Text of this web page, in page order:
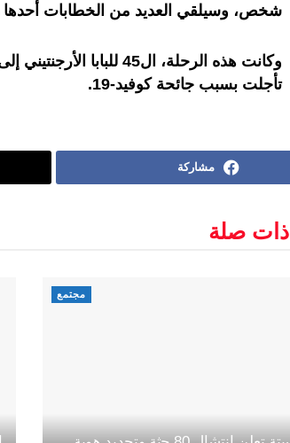
شخص، وسيلقي العديد من الخطابات
تأجلت بسبب جائحة كوفيد-19.
مشاركة
ذات صلة
مجتمع